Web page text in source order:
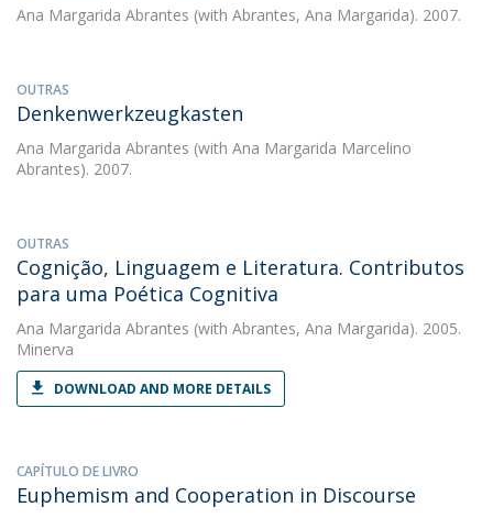
Ana Margarida Abrantes (with Abrantes, Ana Margarida). 2007.
OUTRAS
Denkenwerkzeugkasten
Ana Margarida Abrantes (with Ana Margarida Marcelino
Abrantes). 2007.
OUTRAS
Cognição, Linguagem e Literatura. Contributos
para uma Poética Cognitiva
Ana Margarida Abrantes (with Abrantes, Ana Margarida). 2005.
Minerva
DOWNLOAD AND MORE DETAILS
CAPÍTULO DE LIVRO
Euphemism and Cooperation in Discourse